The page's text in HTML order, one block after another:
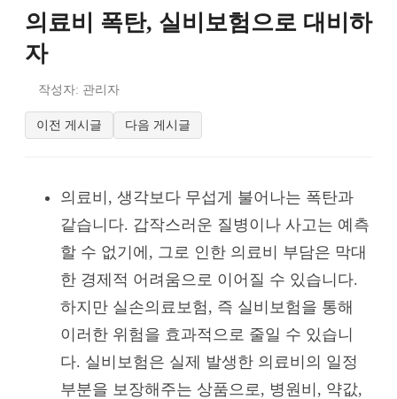
의료비 폭탄, 실비보험으로 대비하
자
작성자: 관리자
이전 게시글 다음 게시글
의료비, 생각보다 무섭게 불어나는 폭탄과
같습니다. 갑작스러운 질병이나 사고는 예측
할 수 없기에, 그로 인한 의료비 부담은 막대
한 경제적 어려움으로 이어질 수 있습니다.
하지만 실손의료보험, 즉 실비보험을 통해
이러한 위험을 효과적으로 줄일 수 있습니
다. 실비보험은 실제 발생한 의료비의 일정
부분을 보장해주는 상품으로, 병원비, 약값,